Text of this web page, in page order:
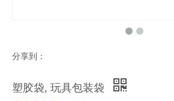
分享到：
塑胶袋, 玩具包装袋